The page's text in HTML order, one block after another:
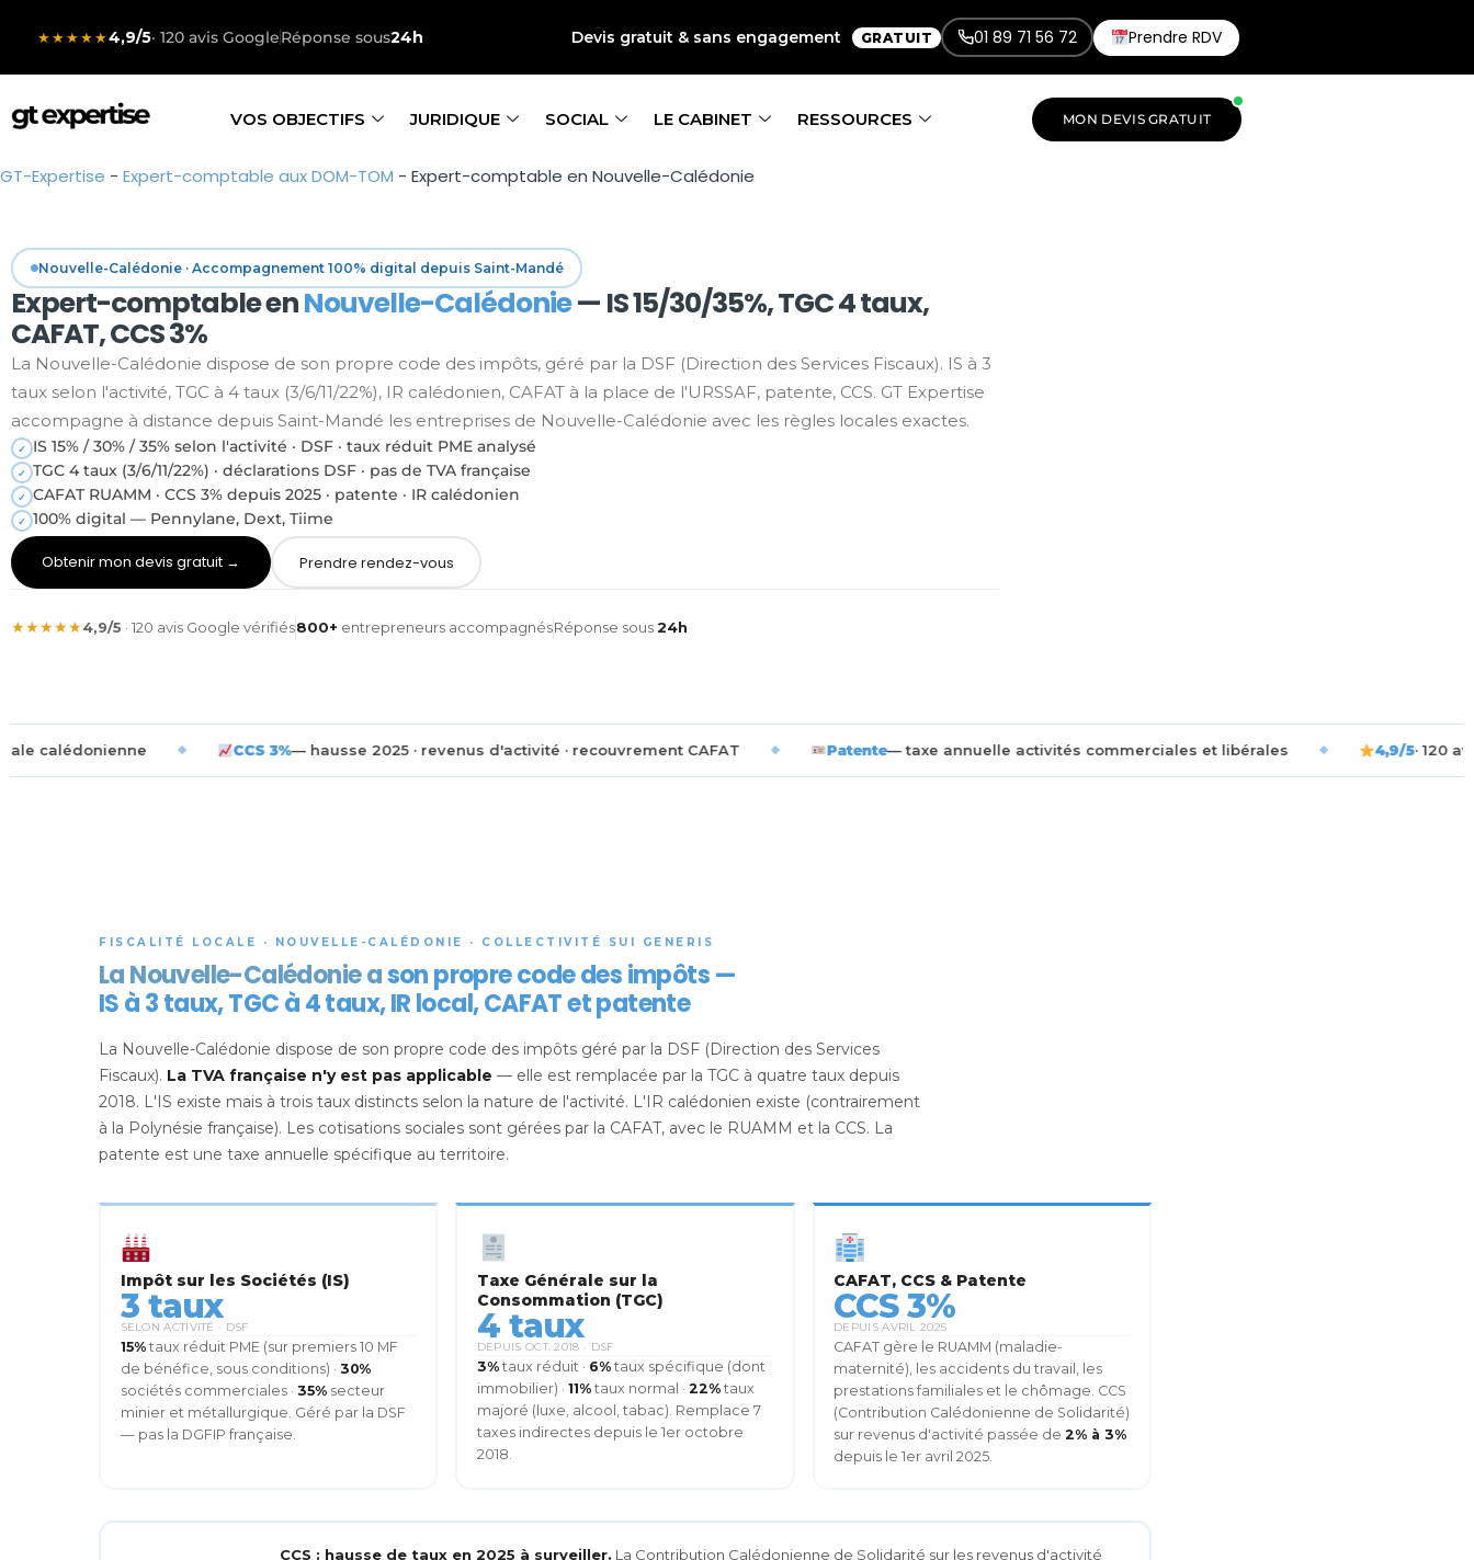
★★★★★4,9/5· 120 avis GoogleRéponse sous24h Devis gratuit & sans engagement GRATUIT 01 89 71 56 72 Prendre RDV
VOS OBJECTIFS JURIDIQUE SOCIAL LE CABINET RESSOURCES MON DEVIS GRATUIT
GT-Expertise - Expert-comptable aux DOM-TOM - Expert-comptable en Nouvelle-Calédonie
Nouvelle-Calédonie · Accompagnement 100% digital depuis Saint-Mandé
Expert-comptable enNouvelle-Calédonie— IS 15/30/35%, TGC 4 taux,
CAFAT, CCS 3%
La Nouvelle-Calédonie dispose de son propre code des impôts, géré par la DSF (Direction des Services Fiscaux). IS à 3
taux selon l'activité, TGC à 4 taux (3/6/11/22%), IR calédonien, CAFAT à la place de l'URSSAF, patente, CCS. GT Expertise
accompagne à distance depuis Saint-Mandé les entreprises de Nouvelle-Calédonie avec les règles locales exactes.
✓ IS 15% / 30% / 35% selon l'activité · DSF · taux réduit PME analysé
✓ TGC 4 taux (3/6/11/22%) · déclarations DSF · pas de TVA française
✓ CAFAT RUAMM · CCS 3% depuis 2025 · patente · IR calédonien
✓ 100% digital — Pennylane, Dext, Tiime
Obtenir mon devis gratuit → Prendre rendez-vous
★★★★★4,9/5 · 120 avis Google vérifiés800+ entrepreneurs accompagnésRéponse sous24h
◆ CCS 3% — hausse 2025 · revenus d'activité · recouvrement CAFAT ◆ Patente — taxe annuelle activités commerciales et libérales ◆ 4,9/5· 120 avis Google vérifiés
FISCALITÉ LOCALE · NOUVELLE-CALÉDONIE · COLLECTIVITÉ SUI GENERIS
La Nouvelle-Calédonie ason propre code des impôts —
IS à 3 taux, TGC à 4 taux, IR local, CAFAT et patente
La Nouvelle-Calédonie dispose de son propre code des impôts géré par la DSF (Direction des Services
Fiscaux). La TVA française n'y est pas applicable — elle est remplacée par la TGC à quatre taux depuis
2018. L'IS existe mais à trois taux distincts selon la nature de l'activité. L'IR calédonien existe (contrairement
à la Polynésie française). Les cotisations sociales sont gérées par la CAFAT, avec le RUAMM et la CCS. La
patente est une taxe annuelle spécifique au territoire.
Impôt sur les Sociétés (IS)
3 taux
SELON ACTIVITÉ · DSF
15%taux réduit PME (sur premiers 10 MF
de bénéfice, sous conditions) · 30%
sociétés commerciales · 35%secteur
minier et métallurgique. Géré par la DSF
— pas la DGFIP française.
Taxe Générale sur la
Consommation (TGC)
4 taux
DEPUIS OCT. 2018 · DSF
3%taux réduit · 6%taux spécifique (dont
immobilier) · 11%taux normal · 22%taux
majoré (luxe, alcool, tabac). Remplace 7
taxes indirectes depuis le 1er octobre
2018.
CAFAT, CCS & Patente
CCS 3%
DEPUIS AVRIL 2025
CAFAT gère le RUAMM (maladie-
maternité), les accidents du travail, les
prestations familiales et le chômage. CCS
(Contribution Calédonienne de Solidarité)
sur revenus d'activité passée de2% à 3%
depuis le 1er avril 2025.
CCS : hausse de taux en 2025 à surveiller. La Contribution Calédonienne de Solidarité sur les revenus d'activité